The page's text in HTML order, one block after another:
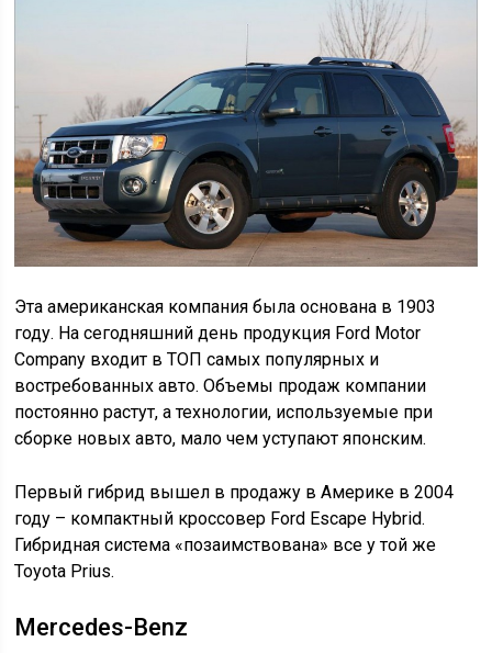
Эта американская компания была основана в 1903
году. На сегодняшний день продукция Ford Motor
Company входит в ТОП самых популярных и
востребованных авто. Объемы продаж компании
постоянно растут, а технологии, используемые при
сборке новых авто, мало чем уступают японским.
Первый гибрид вышел в продажу в Америке в 2004
году – компактный кроссовер Ford Escape Hybrid.
Гибридная система «позаимствована» все у той же
Toyota Prius.
Mercedes-Benz